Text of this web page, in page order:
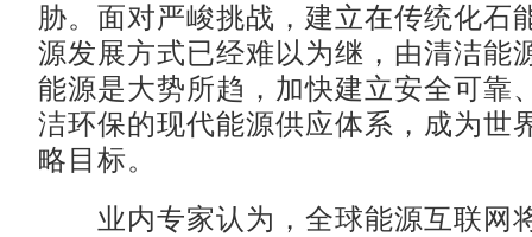
胁。面对严峻挑战，建立在传统化石
源发展方式已经难以为继，由清洁能
能源是大势所趋，加快建立安全可靠
洁环保的现代能源供应体系，成为世
略目标。
业内专家认为，全球能源互联网